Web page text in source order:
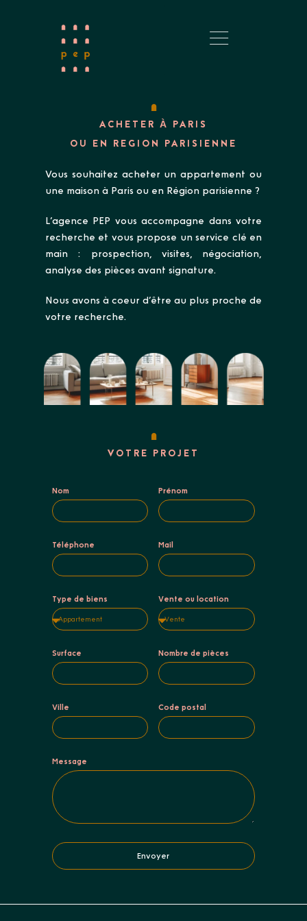
ACHETER À PARIS
OU EN REGION PARISIENNE
Vous souhaitez acheter un appartement ou
une maison à Paris ou en Région parisienne ?
L’agence PEP vous accompagne dans votre
recherche et vous propose un service clé en
main : prospection, visites, négociation,
analyse des pièces avant signature.
Nous avons à coeur d’être au plus proche de
votre recherche.
VOTRE PROJET
Nom Prénom
Téléphone Mail
Type de biens Vente ou location
Surface Nombre de pièces
Ville Code postal
Message
Envoyer